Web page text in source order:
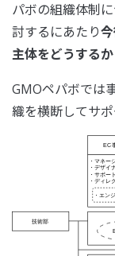
パボの組織体制
討するにあたり
主体をどうするか
GMOペパボでは
織を横断してサ